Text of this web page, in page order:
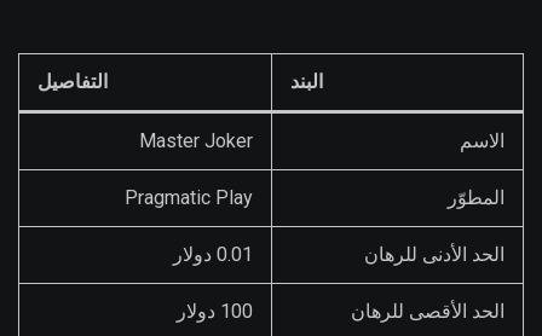
البند التفاصيل
الاسم Master Joker
المطوّر Pragmatic Play
الحد الأدنى للرهان 0.01 دولار
الحد الأقصى للرهان 100 دولار